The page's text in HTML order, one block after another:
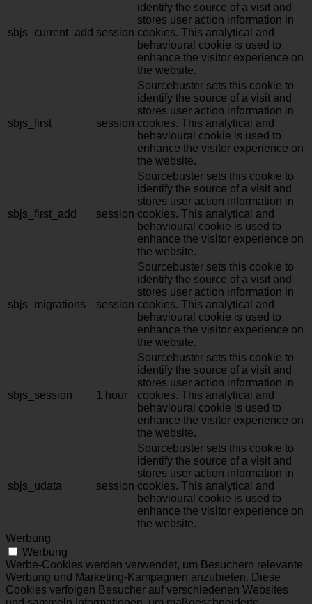
sbjs_current_add session
identify the source of a visit and
stores user action information in
cookies. This analytical and
behavioural cookie is used to
enhance the visitor experience on
the website.
sbjs_first session
Sourcebuster sets this cookie to
identify the source of a visit and
stores user action information in
cookies. This analytical and
behavioural cookie is used to
enhance the visitor experience on
the website.
sbjs_first_add session
Sourcebuster sets this cookie to
identify the source of a visit and
stores user action information in
cookies. This analytical and
behavioural cookie is used to
enhance the visitor experience on
the website.
sbjs_migrations session
Sourcebuster sets this cookie to
identify the source of a visit and
stores user action information in
cookies. This analytical and
behavioural cookie is used to
enhance the visitor experience on
the website.
sbjs_session 1 hour
Sourcebuster sets this cookie to
identify the source of a visit and
stores user action information in
cookies. This analytical and
behavioural cookie is used to
enhance the visitor experience on
the website.
sbjs_udata session
Sourcebuster sets this cookie to
identify the source of a visit and
stores user action information in
cookies. This analytical and
behavioural cookie is used to
enhance the visitor experience on
the website.
Werbung
Werbung
Werbe-Cookies werden verwendet, um Besuchern relevante
Werbung und Marketing-Kampagnen anzubieten. Diese
Cookies verfolgen Besucher auf verschiedenen Websites